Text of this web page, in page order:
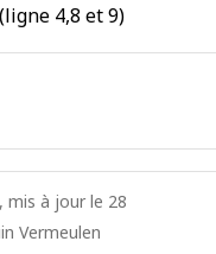
4,8 et 9)
mis à jour le 28
Vermeulen